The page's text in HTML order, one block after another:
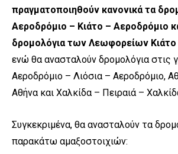
πραγματοποιηθούν κανονικά τα
Αεροδρόμιο – Κιάτο – Αεροδρόμιο
δρομολόγια των Λεωφορείων Κιάτο
ενώ θα ανασταλούν δρομολόγια στις
Αεροδρόμιο – Λιόσια – Αεροδρόμιο,
Αθήνα και Χαλκίδα – Πειραιά –
Συγκεκριμένα, θα ανασταλούν τα
παρακάτω αμαξοστοιχιών: